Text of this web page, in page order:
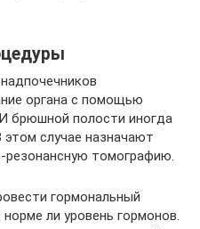
органа с помощью
брюшной полости иногда
случае назначают
томографию.
гормональный
ли уровень гормонов.